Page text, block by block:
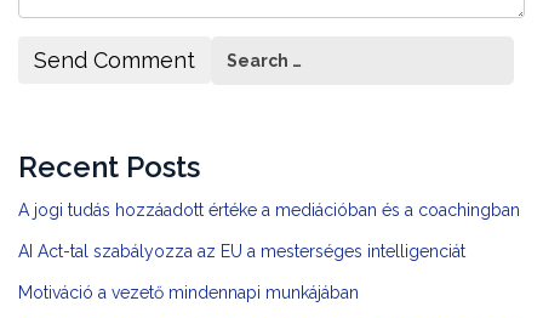
Recent Posts
A jogi tudás hozzáadott értéke a mediációban és a coachingban
AI Act-tal szabályozza az EU a mesterséges intelligenciát
Motiváció a vezető mindennapi munkájában